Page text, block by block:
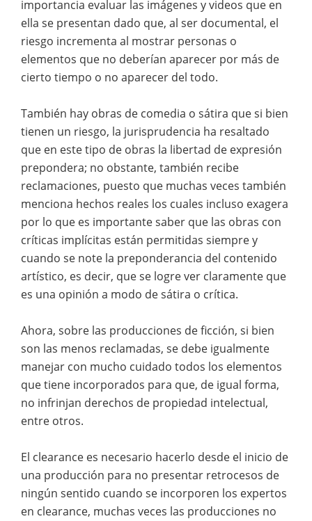
importancia evaluar las imágenes y videos que en
ella se presentan dado que, al ser documental, el
riesgo incrementa al mostrar personas o
elementos que no deberían aparecer por más de
cierto tiempo o no aparecer del todo.
También hay obras de comedia o sátira que si bien
tienen un riesgo, la jurisprudencia ha resaltado
que en este tipo de obras la libertad de expresión
prepondera; no obstante, también recibe
reclamaciones, puesto que muchas veces también
menciona hechos reales los cuales incluso exagera
por lo que es importante saber que las obras con
críticas implícitas están permitidas siempre y
cuando se note la preponderancia del contenido
artístico, es decir, que se logre ver claramente que
es una opinión a modo de sátira o crítica.
Ahora, sobre las producciones de ficción, si bien
son las menos reclamadas, se debe igualmente
manejar con mucho cuidado todos los elementos
que tiene incorporados para que, de igual forma,
no infrinjan derechos de propiedad intelectual,
entre otros.
El clearance es necesario hacerlo desde el inicio de
una producción para no presentar retrocesos de
ningún sentido cuando se incorporen los expertos
en clearance, muchas veces las producciones no